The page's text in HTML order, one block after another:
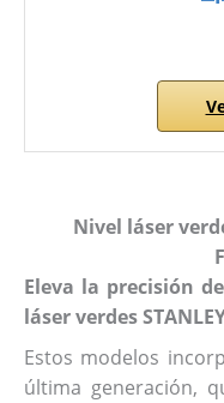
Nivel láser
Eleva la precisión
láser verdes
Estos modelos
última generación,